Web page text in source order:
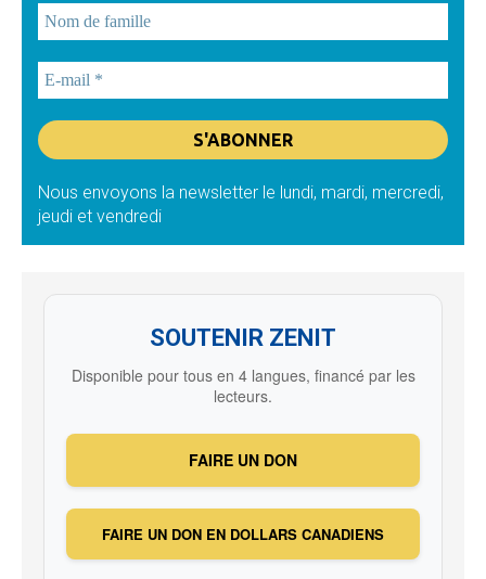
Nous envoyons la newsletter le lundi, mardi, mercredi,
jeudi et vendredi
SOUTENIR ZENIT
Disponible pour tous en 4 langues, financé par les
lecteurs.
FAIRE UN DON
FAIRE UN DON EN DOLLARS CANADIENS